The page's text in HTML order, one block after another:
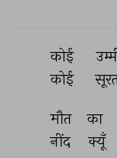
कोई
कोई
मौत का
नींद
क्यूँ